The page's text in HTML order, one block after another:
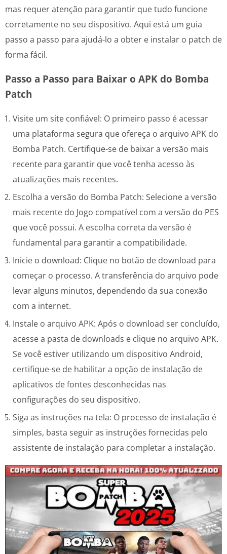
mas requer atenção para garantir que tudo funcione
corretamente no seu dispositivo. Aqui está um guia
passo a passo para ajudá-lo a obter e instalar o patch de
forma fácil.
Passo a Passo para Baixar o APK do Bomba
Patch
Visite um site confiável: O primeiro passo é acessar
uma plataforma segura que ofereça o arquivo APK do
Bomba Patch. Certifique-se de baixar a versão mais
recente para garantir que você tenha acesso às
atualizações mais recentes.
Escolha a versão do Bomba Patch: Selecione a versão
mais recente do Jogo compatível com a versão do PES
que você possui. A escolha correta da versão é
fundamental para garantir a compatibilidade.
Inicie o download: Clique no botão de download para
começar o processo. A transferência do arquivo pode
levar alguns minutos, dependendo da sua conexão
com a internet.
Instale o arquivo APK: Após o download ser concluído,
acesse a pasta de downloads e clique no arquivo APK.
Se você estiver utilizando um dispositivo Android,
certifique-se de habilitar a opção de instalação de
aplicativos de fontes desconhecidas nas
configurações do seu dispositivo.
Siga as instruções na tela: O processo de instalação é
simples, basta seguir as instruções fornecidas pelo
assistente de instalação para completar a instalação.